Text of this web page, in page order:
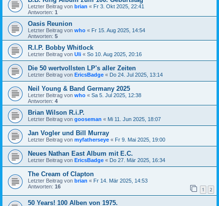
Letzter Beitrag von brian « Fr 3. Okt 2025, 22:41
Antworten: 1
Oasis Reunion
Letzter Beitrag von who « Fr 15. Aug 2025, 14:54
Antworten: 5
R.I.P. Bobby Whitlock
Letzter Beitrag von Uli « So 10. Aug 2025, 20:16
Die 50 wertvollsten LP's aller Zeiten
Letzter Beitrag von EricsBadge « Do 24. Jul 2025, 13:14
Neil Young & Band Germany 2025
Letzter Beitrag von who « Sa 5. Jul 2025, 12:38
Antworten: 4
Brian Wilson R.i.P.
Letzter Beitrag von gooseman « Mi 11. Jun 2025, 18:07
Jan Vogler und Bill Murray
Letzter Beitrag von myfatherseye « Fr 9. Mai 2025, 19:00
Neues Nathan East Album mit E.C.
Letzter Beitrag von EricsBadge « Do 27. Mär 2025, 16:34
The Cream of Clapton
Letzter Beitrag von brian « Fr 14. Mär 2025, 14:53
Antworten: 16 1 2
50 Years! 100 Alben von 1975.